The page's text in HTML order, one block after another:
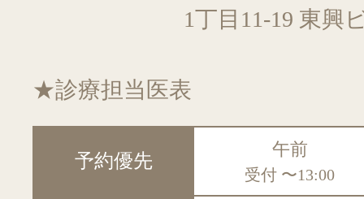
1丁目11-19 東興
★診療担当医表
予約優先
午前
受付 〜13:00